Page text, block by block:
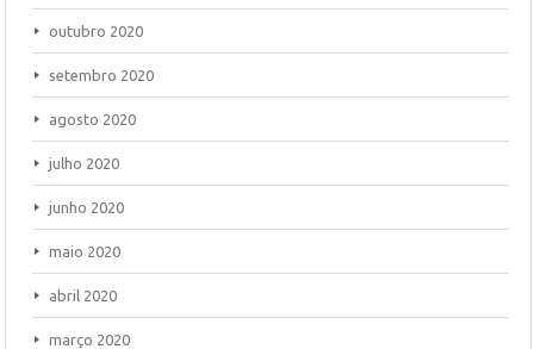
outubro 2020
setembro 2020
agosto 2020
julho 2020
junho 2020
maio 2020
abril 2020
março 2020